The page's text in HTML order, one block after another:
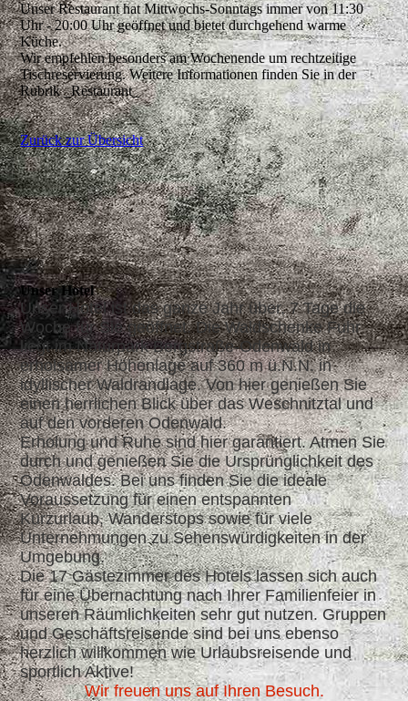
Unser Restaurant hat Mittwochs-Sonntags immer von 11:30
Uhr - 20:00 Uhr geöffnet und bietet durchgehend warme
Küche.
Wir empfehlen besonders am Wochenende um rechtzeitige
Tischreservierung. Weitere Informationen finden Sie in der
Rubrik _Restaurant_
Zurück zur Übersicht
Unser Hotel
Unser Hotel ist das ganze Jahr über, 7 Tage die
Woche für Sie geöffnet. Die Waldschenke Fuhr
liegt im Naturpark Bergstraße-Odenwald in
erholsamer Höhenlage auf 360 m ü.N.N. in
idyllischer Waldrandlage. Von hier genießen Sie
einen herrlichen Blick über das Weschnitztal und
auf den vorderen Odenwald.
Erholung und Ruhe sind hier garantiert. Atmen Sie
durch und genießen Sie die Ursprünglichkeit des
Odenwaldes. Bei uns finden Sie die ideale
Voraussetzung für einen entspannten
Kurzurlaub, Wanderstops sowie für viele
Unternehmungen zu Sehenswürdigkeiten in der
Umgebung.
Die 17 Gästezimmer des Hotels lassen sich auch
für eine Übernachtung nach Ihrer Familienfeier in
unseren Räumlichkeiten sehr gut nutzen. Gruppen
und Geschäftsreisende sind bei uns ebenso
herzlich willkommen wie Urlaubsreisende und
sportlich Aktive!
Wir freuen uns auf Ihren Besuch.